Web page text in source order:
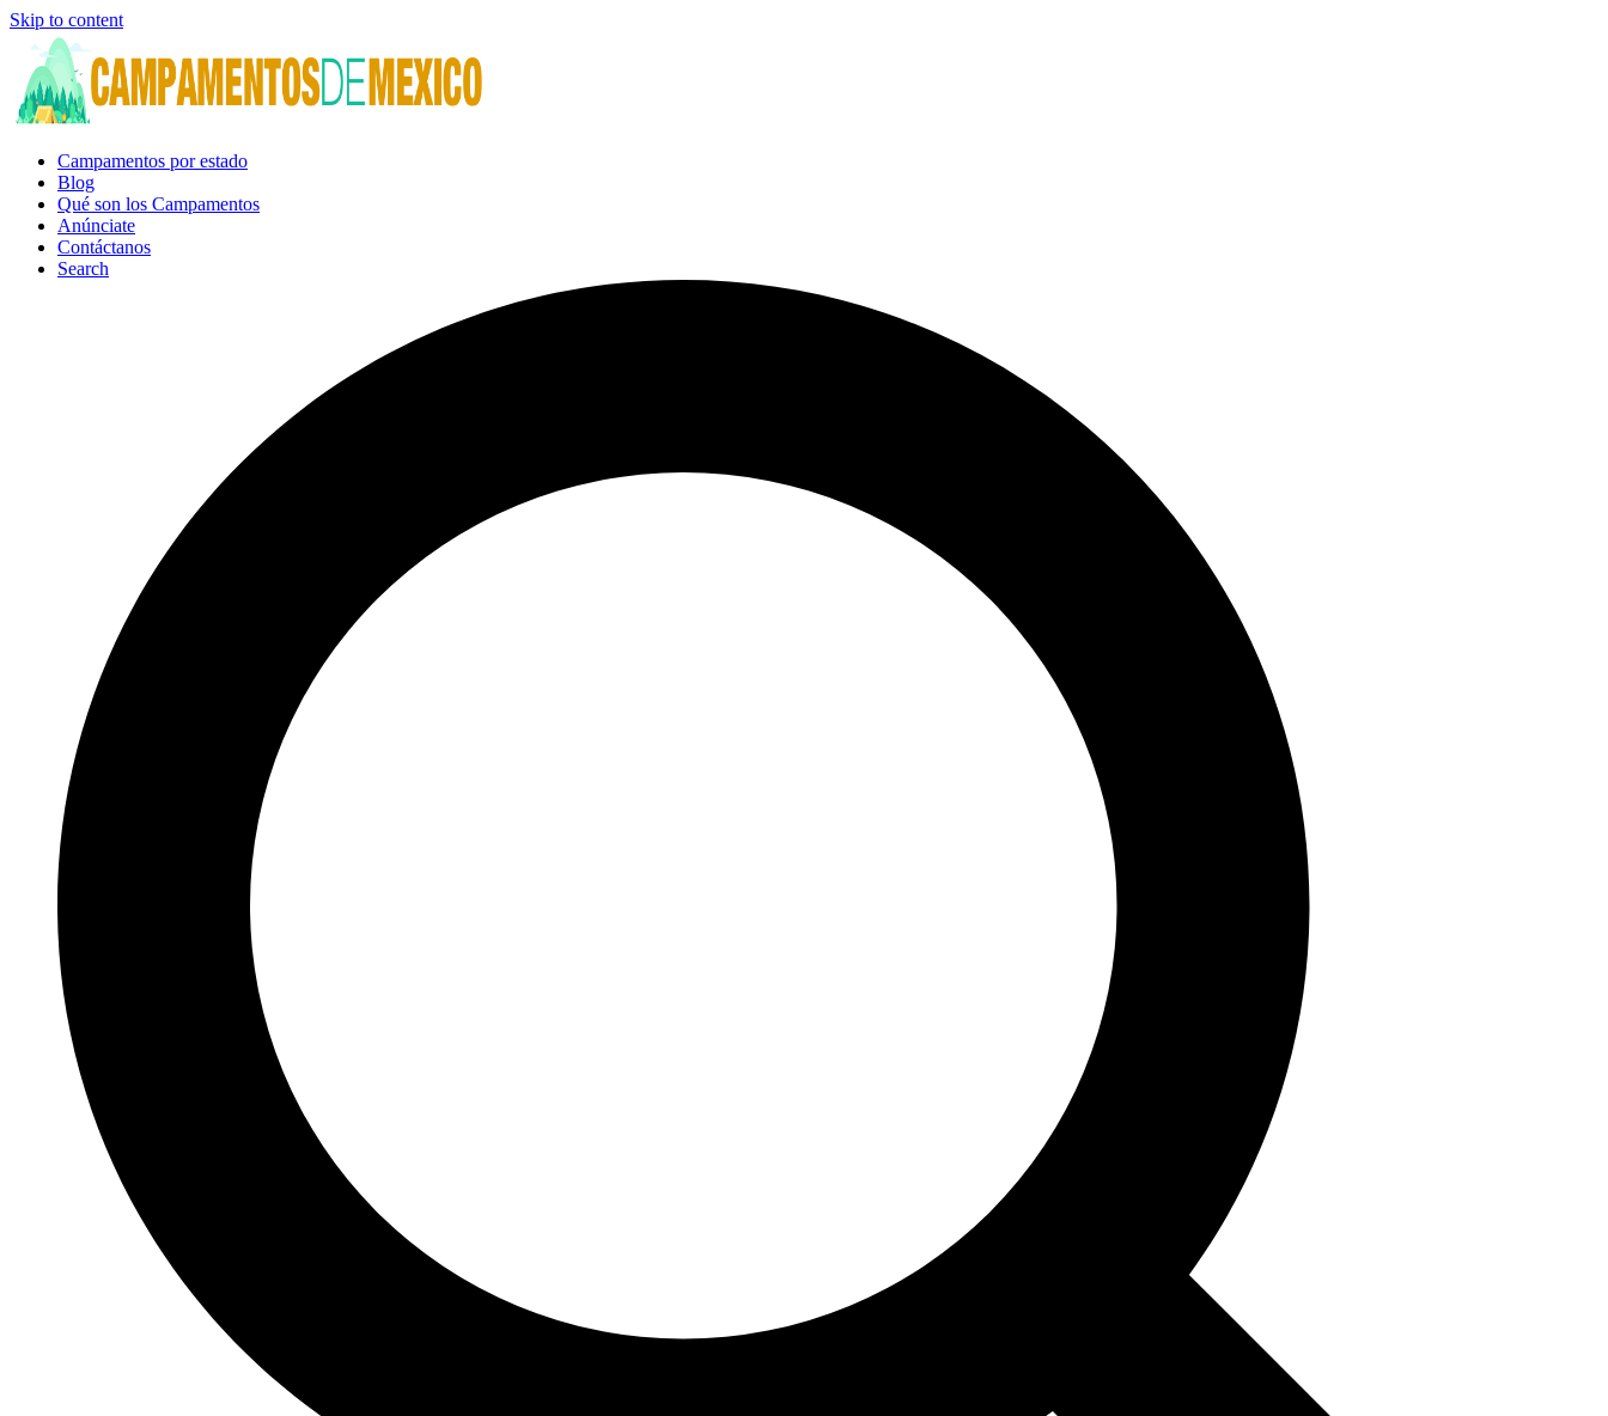
Skip to content
Campamentos por estado
Blog
Qué son los Campamentos
Anúnciate
Contáctanos
Search